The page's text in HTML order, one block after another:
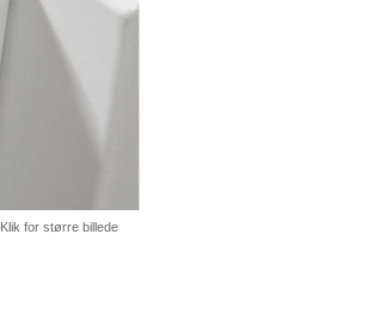
Klik for større billede